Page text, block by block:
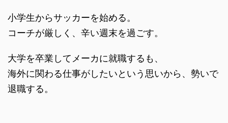
小学生からサッカーを始める。
コーチが厳しく、辛い週末を過ごす。
大学を卒業してメーカに就職するも、
海外に関わる仕事がしたいという思いから、勢いで
退職する。